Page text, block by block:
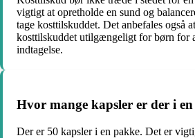
vigtigt at opretholde en sund og
tage kosttilskuddet. Det anbefales også
kosttilskuddet utilgængeligt for børn for
indtagelse.
Hvor mange kapsler er der i
Der er 50 kapsler i en pakke. Det er